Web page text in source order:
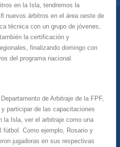
en la Isla, tendremos la
nuevos árbitros en el área oeste de
técnica con un grupo de jóvenes,
la certificación y
finalizando domingo con
del programa nacional.
de Arbitraje de la FPF,
participar de las capacitaciones
la Isla, ver el arbitraje como una
fútbol. Como ejemplo, Rosario y
jugadoras en sus respectivas